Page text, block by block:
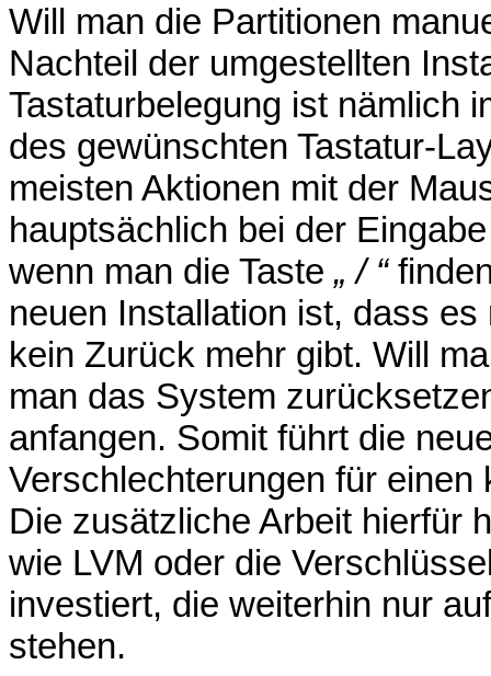
Will man die Partitionen
Nachteil der umgestellten
Tastaturbelegung ist nämlich
des gewünschten Tastatur-
meisten Aktionen mit der
hauptsächlich bei der
wenn man die Taste „ / “
neuen Installation ist, dass
kein Zurück mehr gibt. Will
man das System
anfangen. Somit führt die
Verschlechterungen für
Die zusätzliche Arbeit hierfür
wie LVM oder die
investiert, die weiterhin nur
stehen.